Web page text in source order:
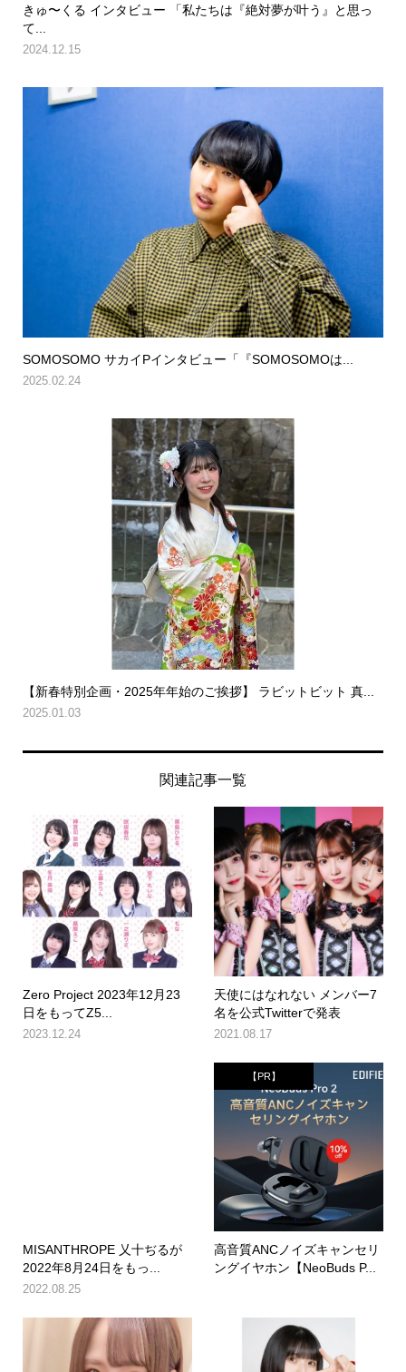
きゅ〜くる インタビュー 「私たちは『絶対夢が叶う』と思っ
て...
2024.12.15
SOMOSOMO サカイPインタビュー「『SOMOSOMOは...
2025.02.24
【新春特別企画・2025年年始のご挨拶】 ラビットビット 真...
2025.01.03
関連記事一覧
Zero Project 2023年12月23
日をもってZ5...
2023.12.24
天使にはなれない メンバー7
名を公式Twitterで発表
2021.08.17
MISANTHROPE 乂十ぢるが
2022年8月24日をもっ...
2022.08.25
【PR】
高音質ANCノイズキャンセリ
ングイヤホン【NeoBuds P...